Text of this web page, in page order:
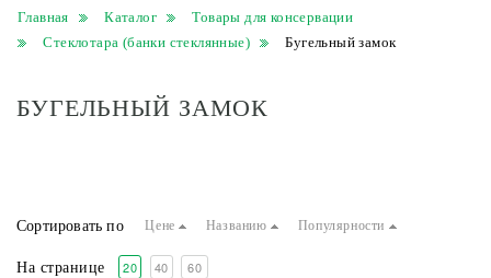
Главная Каталог
Товары для консервации
Стеклотара (банки стеклянные)
Бугельный замок
БУГЕЛЬНЫЙ ЗАМОК
Сортировать по Цене Названию Популярности
На странице 20 40 60